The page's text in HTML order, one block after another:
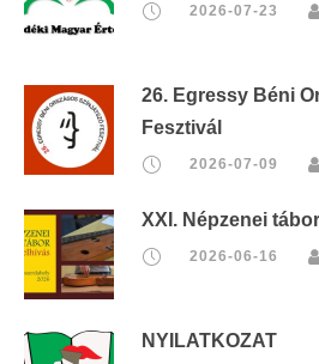
2026-07-23
26. Egressy Béni
Fesztivál
2026-07-09
XXI. Népzenei
2026-06-16
NYILATKOZAT